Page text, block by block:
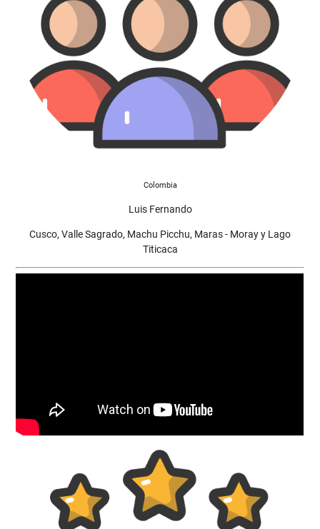
Colombia
Luis Fernando
Cusco, Valle Sagrado, Machu Picchu, Maras - Moray y Lago
Titicaca